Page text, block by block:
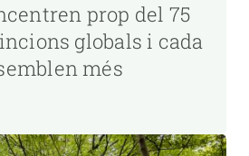
prop del 75
globals i cada
més